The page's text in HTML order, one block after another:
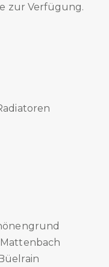
zur Verfügung.